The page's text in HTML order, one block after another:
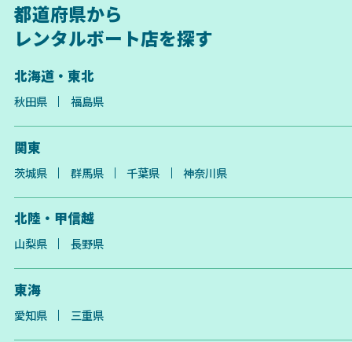
都道府県から
レンタルボート店を探す
北海道・東北
秋田県 福島県
関東
茨城県 群馬県 千葉県 神奈川県
北陸・甲信越
山梨県 長野県
東海
愛知県 三重県